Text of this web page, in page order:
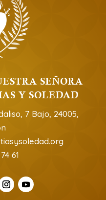
SEÑORA
Y SOLEDAD
7 Bajo, 24005,
61